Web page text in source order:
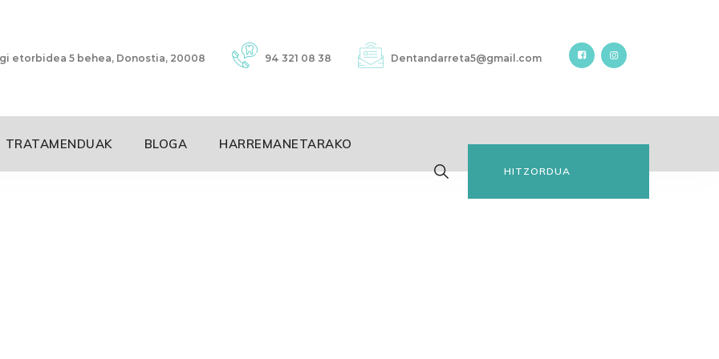
etorbidea 5 behea, Donostia, 20008 94 321 08 38 Dentandarreta5@gmail.com
TRATAMENDUAK BLOGA HARREMANETARAKO
HITZORDUA